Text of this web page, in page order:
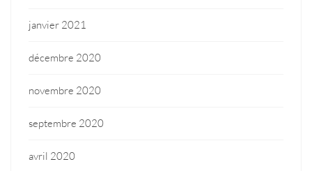
janvier 2021
décembre 2020
novembre 2020
septembre 2020
avril 2020